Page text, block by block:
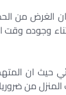
الغرض من
وجوده
حيث ان
المنزل من